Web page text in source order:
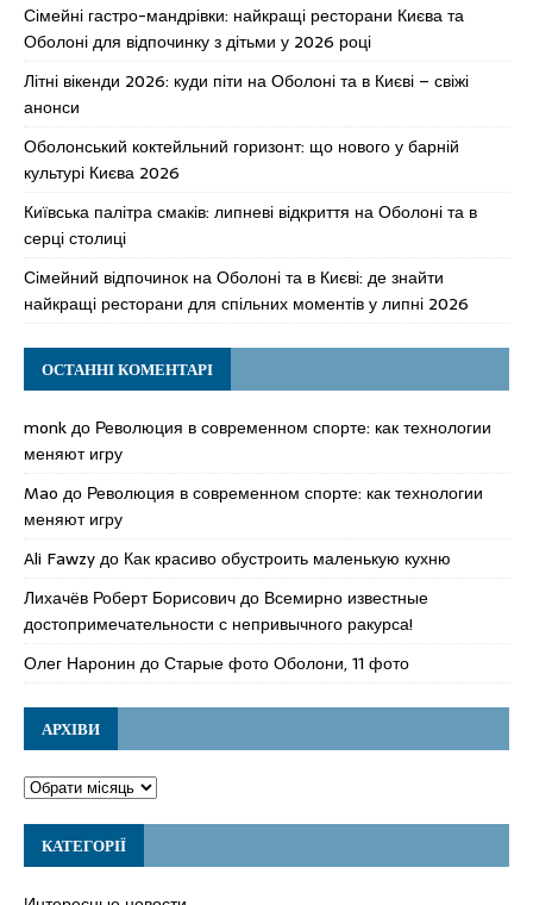
Сімейні гастро-мандрівки: найкращі ресторани Києва та
Оболоні для відпочинку з дітьми у 2026 році
Літні вікенди 2026: куди піти на Оболоні та в Києві – свіжі
анонси
Оболонський коктейльний горизонт: що нового у барній
культурі Києва 2026
Київська палітра смаків: липневі відкриття на Оболоні та в
серці столиці
Сімейний відпочинок на Оболоні та в Києві: де знайти
найкращі ресторани для спільних моментів у липні 2026
ОСТАННІ КОМЕНТАРІ
monkдо Революция в современном спорте: как технологии
меняют игру
Mao до Революция в современном спорте: как технологии
меняют игру
Ali Fawzyдо Как красиво обустроить маленькую кухню
Лихачёв Роберт Борисовичдо Всемирно известные
достопримечательности с непривычного ракурса!
Олег Наронин доСтарые фото Оболони, 11 фото
АРХІВИ
КАТЕГОРІЇ